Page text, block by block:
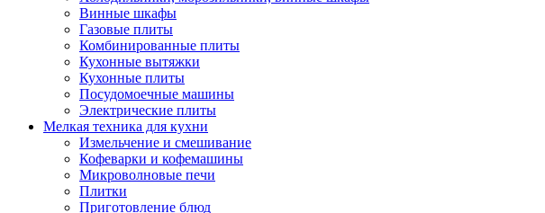
Винные шкафы
Газовые плиты
Комбинированные плиты
Кухонные вытяжки
Кухонные плиты
Посудомоечные машины
Электрические плиты
Мелкая техника для кухни
Измельчение и смешивание
Кофеварки и кофемашины
Микроволновые печи
Плитки
Приготовление блюд